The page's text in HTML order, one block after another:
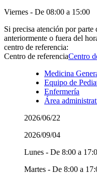
Viernes - De 08:00 a 15:00
Si precisa atención por
anteriormente o fuera del
centro de referencia:
Centro de referenciaCentro
Medicina
Equipo de
Enfermería
Área
2026/06/22
2026/09/04
Lunes - De 8:00 a
Martes - De 8:00 a